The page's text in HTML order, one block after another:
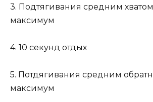
3. Подтягивания средним хватом
максимум
4. 10 секунд отдых
5. Потдягивания средним
максимум